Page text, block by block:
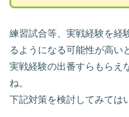
練習試合等、実戦経験を経
るようになる可能性が高い
実戦経験の出番すらもらえ
ね。
下記対策を検討してみては